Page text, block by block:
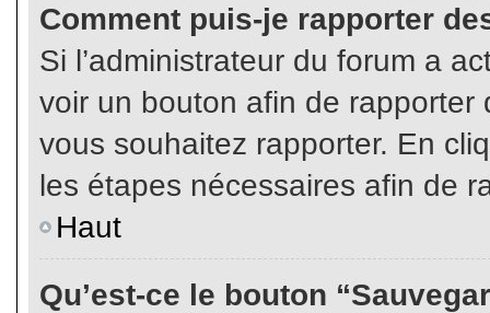
Comment puis-je rapporter
Si l’administrateur du forum a
voir un bouton afin de
vous souhaitez rapporter. En
les étapes nécessaires afin de
Haut
Qu’est-ce le bouton